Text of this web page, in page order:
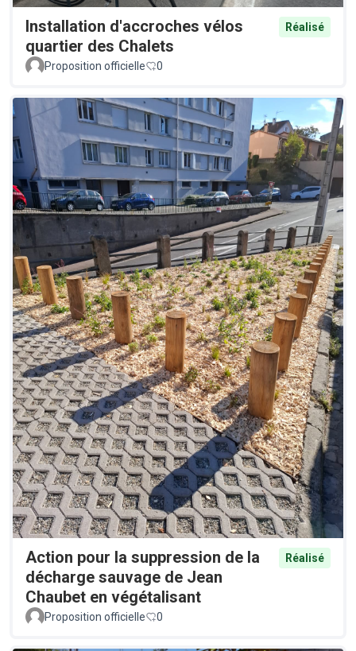
Installation d'accroches vélos
quartier des Chalets
Réalisé
Proposition officielle 0
Action pour la suppression de la
décharge sauvage de Jean
Chaubet en végétalisant
Réalisé
Proposition officielle 0